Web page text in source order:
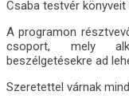
Csaba testvér könyveit
A programon
csoport, mely
beszélgetésekre ad
Szeretettel várnak